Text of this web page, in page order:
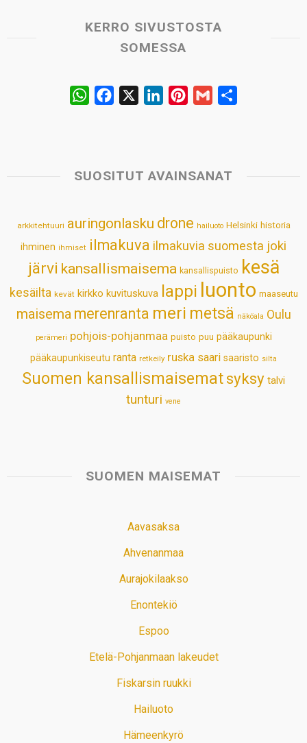
KERRO SIVUSTOSTA
SOMESSA
W
s
p
b
k
e
n
e
s
t
l
SUOSITUT AVAINSANAT
arkkitehtuuri auringonlasku drone hailuoto Helsinki historia
ihminen ihmiset ilmakuva ilmakuvia suomesta joki
järvi kansallismaisema kansallispuisto kesä
kesäilta kevät kirkko kuvituskuva lappi luonto maaseutu
maisema merenranta meri metsä näköala Oulu
perämeri pohjois-pohjanmaa puisto puu pääkaupunki
pääkaupunkiseutu ranta retkeily ruska saari saaristo silta
Suomen kansallismaisematsyksy talvi
tunturi vene
SUOMEN MAISEMAT
Aavasaksa
Ahvenanmaa
Aurajokilaakso
Enontekiö
Espoo
Etelä-Pohjanmaan lakeudet
Fiskarsin ruukki
Hailuoto
Hämeenkyrö